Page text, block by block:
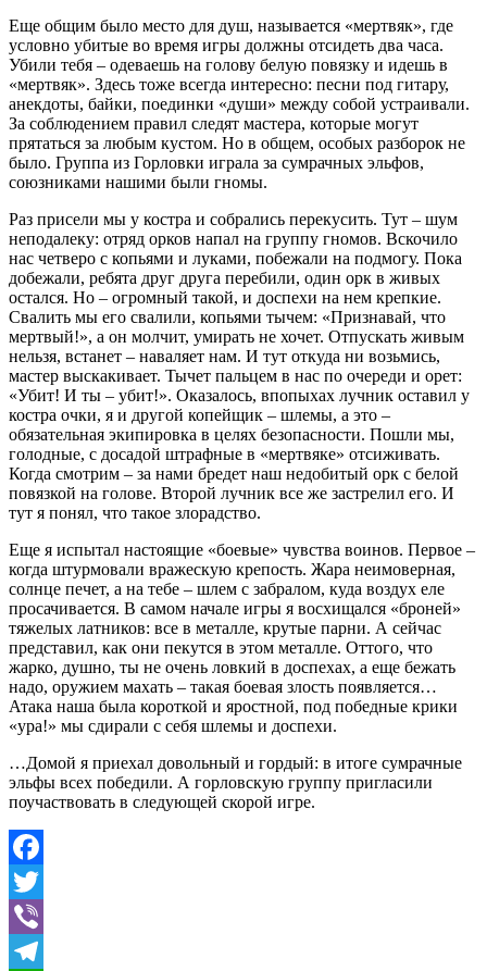
Еще общим было место для душ, называется «мертвяк», где
условно убитые во время игры должны отсидеть два часа.
Убили тебя – одеваешь на голову белую повязку и идешь в
«мертвяк». Здесь тоже всегда интересно: песни под гитару,
анекдоты, байки, поединки «души» между собой устраивали.
За соблюдением правил следят мастера, которые могут
прятаться за любым кустом. Но в общем, особых разборок не
было. Группа из Горловки играла за сумрачных эльфов,
союзниками нашими были гномы.
Раз присели мы у костра и собрались перекусить. Тут – шум
неподалеку: отряд орков напал на группу гномов. Вскочило
нас четверо с копьями и луками, побежали на подмогу. Пока
добежали, ребята друг друга перебили, один орк в живых
остался. Но – огромный такой, и доспехи на нем крепкие.
Свалить мы его свалили, копьями тычем: «Признавай, что
мертвый!», а он молчит, умирать не хочет. Отпускать живым
нельзя, встанет – наваляет нам. И тут откуда ни возьмись,
мастер выскакивает. Тычет пальцем в нас по очереди и орет:
«Убит! И ты – убит!». Оказалось, впопыхах лучник оставил у
костра очки, я и другой копейщик – шлемы, а это –
обязательная экипировка в целях безопасности. Пошли мы,
голодные, с досадой штрафные в «мертвяке» отсиживать.
Когда смотрим – за нами бредет наш недобитый орк с белой
повязкой на голове. Второй лучник все же застрелил его. И
тут я понял, что такое злорадство.
Еще я испытал настоящие «боевые» чувства воинов. Первое –
когда штурмовали вражескую крепость. Жара неимоверная,
солнце печет, а на тебе – шлем с забралом, куда воздух еле
просачивается. В самом начале игры я восхищался «броней»
тяжелых латников: все в металле, крутые парни. А сейчас
представил, как они пекутся в этом металле. Оттого, что
жарко, душно, ты не очень ловкий в доспехах, а еще бежать
надо, оружием махать – такая боевая злость появляется…
Атака наша была короткой и яростной, под победные крики
«ура!» мы сдирали с себя шлемы и доспехи.
…Домой я приехал довольный и гордый: в итоге сумрачные
эльфы всех победили. А горловскую группу пригласили
поучаствовать в следующей скорой игре.
Facebook
Twitter
Viber